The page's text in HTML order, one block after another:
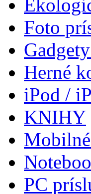
Foto
Herné
iPod /
KNIHY
PC